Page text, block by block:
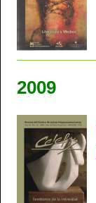
2009